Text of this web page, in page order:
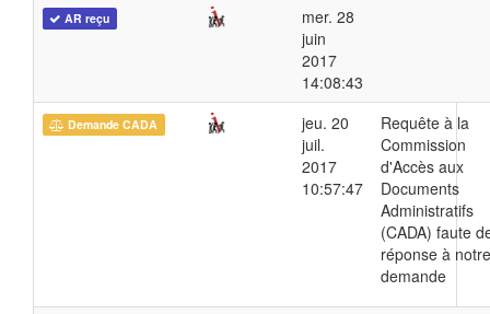
AR reçu
mer. 28
juin
2017
14:08:43
Demande CADA
jeu. 20
juil.
2017
10:57:47
Requête à la
Commission
d'Accès aux
Documents
Administratifs
(CADA) faute
réponse à notre
demande